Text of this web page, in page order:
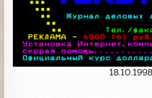
18.10.1998